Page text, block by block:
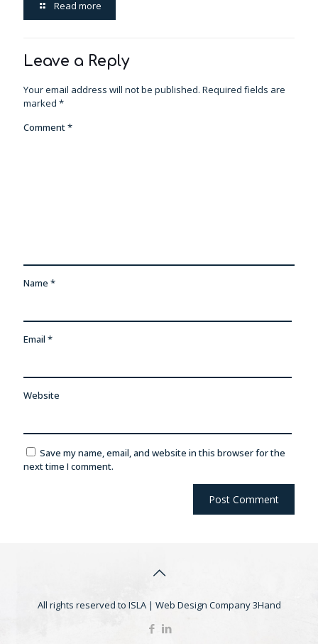
Read more
Leave a Reply
Your email address will not be published. Required fields are
marked *
Comment*
Name *
Email *
Website
Save my name, email, and website in this browser for the
next time I comment.
All rights reserved to ISLA | Web Design Company3Hand